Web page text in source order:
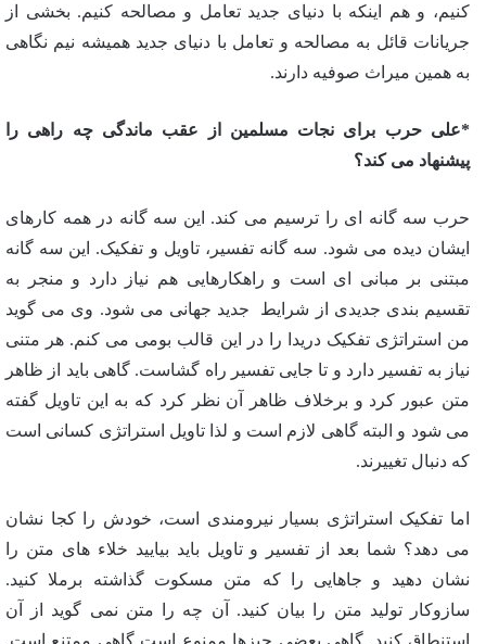
کنیم، و هم اینکه با دنیای جدید تعامل و مصالحه کنیم. بخشی از
جریانات قائل به مصالحه و تعامل با دنیای جدید همیشه نیم نگاهی
به همین میراث صوفیه دارند.
*علی حرب برای نجات مسلمین از عقب ماندگی چه راهی را
پیشنهاد می کند؟
حرب سه گانه ای را ترسیم می کند. این سه گانه در همه کارهای
ایشان دیده می شود. سه گانه تفسیر، تاویل و تفکیک. این سه گانه
مبتنی بر مبانی ای است و راهکارهایی هم نیاز دارد و منجر به
تقسیم بندی جدیدی از شرایط جدید جهانی می شود. وی می گوید
من استراتژی تفکیک دریدا را در این قالب بومی می کنم. هر متنی
نیاز به تفسیر دارد و تا جایی تفسیر راه گشاست. گاهی باید از ظاهر
متن عبور کرد و برخلاف ظاهر آن نظر کرد که به این تاویل گفته
می شود و البته گاهی لازم است و لذا تاویل استراتژی کسانی است
که دنبال تغییرند.
اما تفکیک استراتژی بسیار نیرومندی است، خودش را کجا نشان
می دهد؟ شما بعد از تفسیر و تاویل باید بیایید خلاء های متن را
نشان دهید و جاهایی را که متن مسکوت گذاشته برملا کنید.
سازوکار تولید متن را بیان کنید. آن چه را متن نمی گوید از آن